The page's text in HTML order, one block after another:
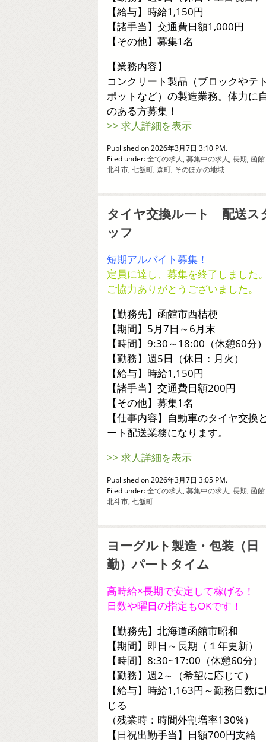
【給与】時給1,150円
【諸手当】交通費日額1,000円
【その他】募集1名
【業務内容】
コンクリート製品（ブロックやテ
ポットなど）の製造業務。体力に
のある方募集！
>> 求人詳細を表示
Published on 2026年3月7日 3:10 PM.
Filed under:全ての求人, 募集中の求人, 長期, 函
北斗市, 七飯町, 森町, そのほかの地域
タイヤ交換ルート 配送ス
ッフ
短期アルバイト募集！
定員に達し、募集を終了しました
ご協力ありがとうございました。
【勤務先】函館市西桔梗
【期間】5月7日～6月末
【時間】9:30～18:00（休憩60分
【勤務】週5日（休日：月火）
【給与】時給1,150円
【諸手当】交通費日額200円
【その他】募集1名
【仕事内容】自動車のタイヤ交換
ート配送業務になります。
>> 求人詳細を表示
Published on 2026年3月7日 3:05 PM.
Filed under:全ての求人, 募集中の求人, 長期, 函
北斗市, 七飯町
ヨーグルト製造・包装（日
勤）パートタイム
高時給×長期で安定して稼げる！
日数や曜日の指定もOKです！
【勤務先】北海道函館市昭和
【期間】即日～長期（１年更新）
【時間】8:30~17:00（休憩60分）
【勤務】週2～（希望に応じて）
【給与】時給1,163円～勤務日数
じる
（残業時：時間外割増率130%）
【日祝出勤手当】日額700円支給